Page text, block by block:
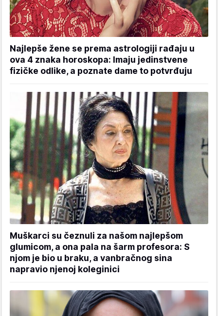
Najlepše žene se prema astrologiji rađaju u
ova 4 znaka horoskopa: Imaju jedinstvene
fizičke odlike, a poznate dame to potvrđuju
Muškarci su čeznuli za našom najlepšom
glumicom, a ona pala na šarm profesora: S
njom je bio u braku, a vanbračnog sina
napravio njenoj koleginici